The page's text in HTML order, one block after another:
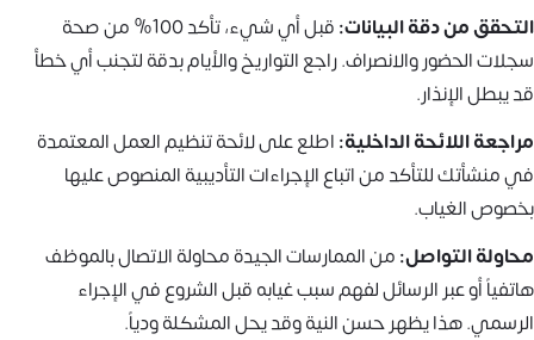
التحقق من دقة البيانات:
قبل أي شيء، تأكد 100% من صحة
سجلات الحضور والانصراف. راجع التواريخ والأيام بدقة لتجنب أي خطأ
قد يبطل الإنذار.
مراجعة اللائحة الداخلية:اطلع على لائحة تنظيم العمل المعتمدة
في منشأتك للتأكد من اتباع الإجراءات التأديبية المنصوص عليها
بخصوص الغياب.
محاولة التواصل:من الممارسات الجيدة محاولة الاتصال بالموظف
هاتفياً أو عبر الرسائل لفهم سبب غيابه قبل الشروع في الإجراء
الرسمي. هذا يظهر حسن النية وقد يحل المشكلة ودياً.